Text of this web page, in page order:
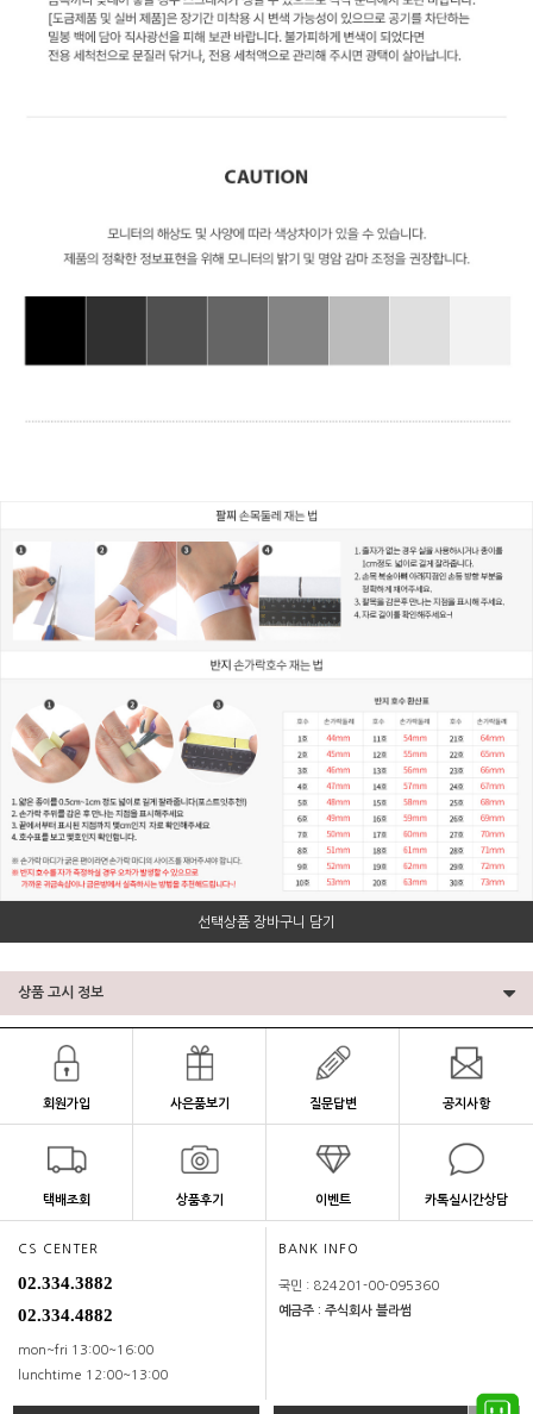
선택상품 장바구니 담기
상품 고시 정보
회원가입 사은품보기 질문답변 공지사항
택배조회 상품후기 이벤트 카톡실시간상담
CS CENTER
02.334.3882
02.334.4882
mon~fri 13:00~16:00
lunchtime 12:00~13:00
BANK INFO
국민 : 824201-00-095360
예금주 : 주식회사 블라썸